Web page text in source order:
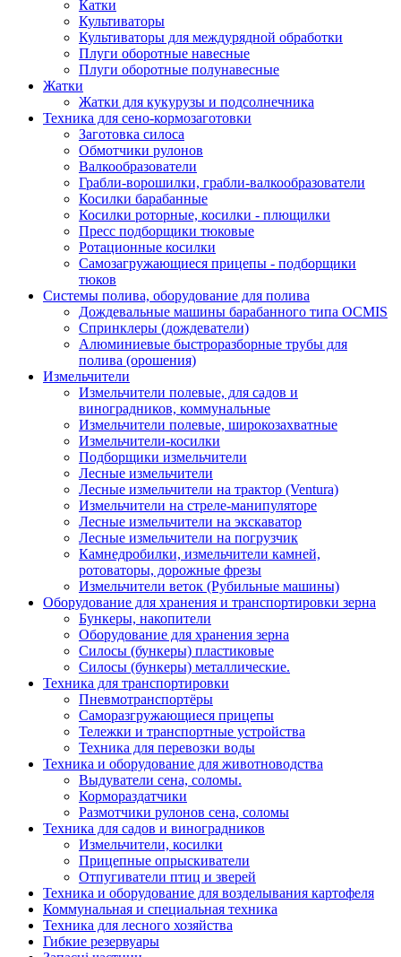
Катки
Культиваторы
Культиваторы для междурядной обработки
Плуги оборотные навесные
Плуги оборотные полунавесные
Жатки
Жатки для кукурузы и подсолнечника
Техника для сено-кормозаготовки
Заготовка силоса
Обмотчики рулонов
Валкообразователи
Грабли-ворошилки, грабли-валкообразователи
Косилки барабанные
Косилки роторные, косилки - плющилки
Пресс подборщики тюковые
Ротационные косилки
Самозагружающиеся прицепы - подборщики
тюков
Системы полива, оборудование для полива
Дождевальные машины барабанного типа OCMIS
Спринклеры (дождеватели)
Алюминиевые быстроразборные трубы для
полива (орошения)
Измельчители
Измельчители полевые, для садов и
виноградников, коммунальные
Измельчители полевые, широкозахватные
Измельчители-косилки
Подборщики измельчители
Лесные измельчители
Лесные измельчители на трактор (Ventura)
Измельчители на стреле-манипуляторе
Лесные измельчители на экскаватор
Лесные измельчители на погрузчик
Камнедробилки, измельчители камней,
ротоваторы, дорожные фрезы
Измельчители веток (Рубильные машины)
Оборудование для хранения и транспортировки зерна
Бункеры, накопители
Оборудование для хранения зерна
Силосы (бункеры) пластиковые
Силосы (бункеры) металлические.
Техника для транспортировки
Пневмотранспортёры
Саморазгружающиеся прицепы
Тележки и транспортные устройства
Техника для перевозки воды
Техника и оборудование для животноводства
Выдуватели сена, соломы.
Кормораздатчики
Размотчики рулонов сена, соломы
Техника для садов и виноградников
Измельчители, косилки
Прицепные опрыскиватели
Отпугиватели птиц и зверей
Техника и оборудование для возделывания картофеля
Коммунальная и специальная техника
Техника для лесного хозяйства
Гибкие резервуары